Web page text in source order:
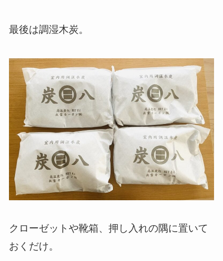
最後は調湿木炭。
クローゼットや靴箱、押し入れの隅に置いて
おくだけ。